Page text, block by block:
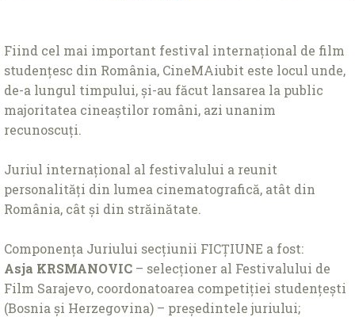
Fiind cel mai important festival internaţional de film
studenţesc din România, CineMAiubit este locul unde,
de-a lungul timpului, și-au făcut lansarea la public
majoritatea cineaştilor români, azi unanim
recunoscuți.
Juriul internațional al festivalului a reunit
personalităţi din lumea cinematografică, atât din
România, cât și din străinătate.
Componența Juriului secțiunii FICȚIUNE a fost:
Asja KRSMANOVIC – selecționer al Festivalului de
Film Sarajevo, coordonatoarea competiției studențești
(Bosnia și Herzegovina) – președintele juriului;